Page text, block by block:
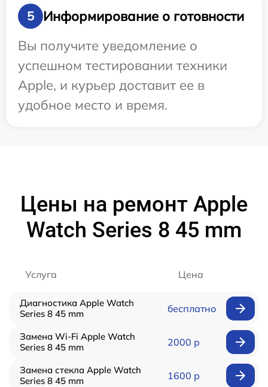
5
Информирование о готовности
Вы получите уведомление о
успешном тестировании техники
Apple, и курьер доставит ее в
удобное место и время.
Цены на ремонт Apple
Watch Series 8 45 mm
Услуга Цена
Диагностика Apple Watch
Series 8 45 mm
бесплатно
Замена Wi-Fi Apple Watch
Series 8 45 mm
2000 р
Замена стекла Apple Watch
Series 8 45 mm
1600 р